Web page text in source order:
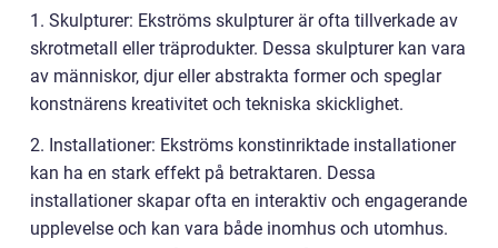
1. Skulpturer: Ekströms skulpturer är ofta tillverkade av
skrotmetall eller träprodukter. Dessa skulpturer kan vara
av människor, djur eller abstrakta former och speglar
konstnärens kreativitet och tekniska skicklighet.
2. Installationer: Ekströms konstinriktade installationer
kan ha en stark effekt på betraktaren. Dessa
installationer skapar ofta en interaktiv och engagerande
upplevelse och kan vara både inomhus och utomhus.